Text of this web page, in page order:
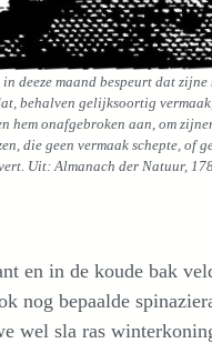
maand bespeurt dat
behalven gelijksoortig
hem onafgebroken aan, om
die geen vermaak schepte, of
Uit: Almanach der Natuur,
en in de koude bak
nog bepaalde
sla ras